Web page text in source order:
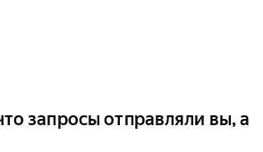
запросы отправляли вы, а